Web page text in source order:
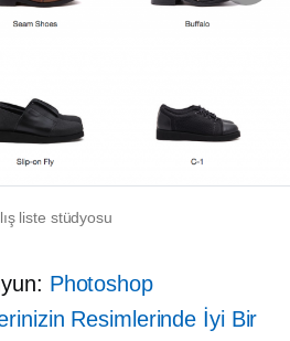
liste stüdyosu
Photoshop
Resimlerinde İyi Bir